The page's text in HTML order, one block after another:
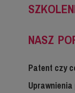
NASZ
Patent czy